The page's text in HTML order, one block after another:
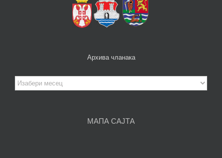
Архива чланака
Архива
чланака
МАПА САЈТА